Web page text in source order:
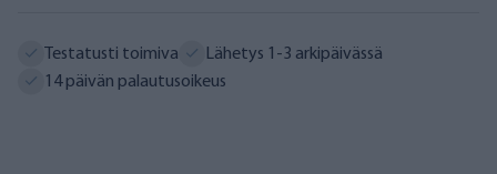
Testatusti toimiva
Lähetys 1-3 arkipäivässä
14 päivän palautusoikeus